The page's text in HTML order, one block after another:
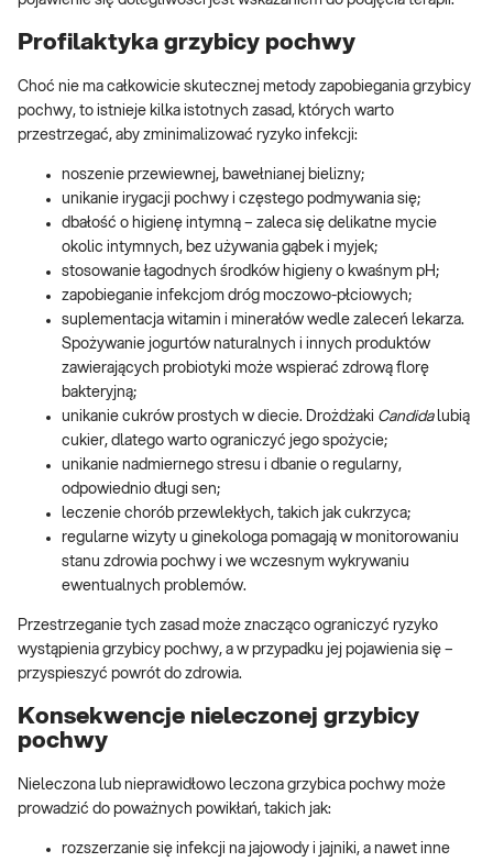
Profilaktyka grzybicy pochwy
Choć nie ma całkowicie skutecznej metody zapobiegania grzybicy
pochwy, to istnieje kilka istotnych zasad, których warto
przestrzegać, aby zminimalizować ryzyko infekcji:
noszenie przewiewnej, bawełnianej bielizny;
unikanie irygacji pochwy i częstego podmywania się;
dbałość o higienę intymną – zaleca się delikatne mycie
okolic intymnych, bez używania gąbek i myjek;
stosowanie łagodnych środków higieny o kwaśnym pH;
zapobieganie infekcjom dróg moczowo-płciowych;
suplementacja witamin i minerałów wedle zaleceń lekarza.
Spożywanie jogurtów naturalnych i innych produktów
zawierających probiotyki może wspierać zdrową florę
bakteryjną;
unikanie cukrów prostych w diecie. Drożdżaki Candida lubią
cukier, dlatego warto ograniczyć jego spożycie;
unikanie nadmiernego stresu i dbanie o regularny,
odpowiednio długi sen;
leczenie chorób przewlekłych, takich jak cukrzyca;
regularne wizyty u ginekologa pomagają w monitorowaniu
stanu zdrowia pochwy i we wczesnym wykrywaniu
ewentualnych problemów.
Przestrzeganie tych zasad może znacząco ograniczyć ryzyko
wystąpienia grzybicy pochwy, a w przypadku jej pojawienia się –
przyspieszyć powrót do zdrowia.
Konsekwencje nieleczonej grzybicy
pochwy
Nieleczona lub nieprawidłowo leczona grzybica pochwy może
prowadzić do poważnych powikłań, takich jak:
rozszerzanie się infekcji na jajowody i jajniki, a nawet inne